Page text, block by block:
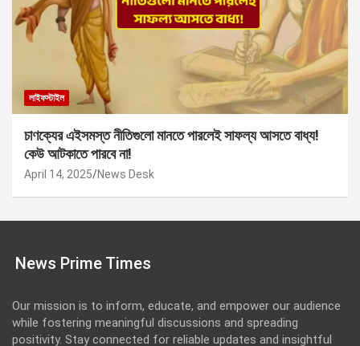
লাইফস্টাইল
চাণক্যের এইসমস্ত নীতিগুলো মানতে পারলেই সাফল্য আসতে বাধ্য!
কেউ আটকাতে পারবে না!
April 14, 2025 News Desk
News Prime Times
Our mission is to inform, educate, and empower our audience
while fostering meaningful discussions and spreading
positivity. Stay connected for reliable updates and insightful